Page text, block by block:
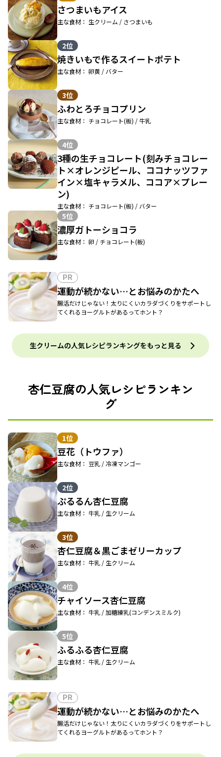
さつまいもアイス
主な食材： 生クリーム / さつまいも
2位
焼きいもで作るスイートポテト
主な食材： 卵黄 / バター
3位
ふわとろチョコプリン
主な食材： チョコレート(板) / 牛乳
4位
3種の生チョコレート(刻みチョコレー
ト×オレンジピール、ココナッツファ
イン×塩キャラメル、ココア×プレー
ン)
主な食材： チョコレート(板) / バター
5位
濃厚ガトーショコラ
主な食材： 卵 / チョコレート(板)
PR
運動が続かない…とお悩みのかたへ
腸活だけじゃない！太りにくいカラダづくりをサポートし
てくれるヨーグルトがあるってホント？
生クリームの人気レシピランキングをもっと見る
杏仁豆腐の人気レシピランキン
グ
1位
豆花（トウファ）
主な食材： 豆乳 / 冷凍マンゴー
2位
ぷるるん杏仁豆腐
主な食材： 牛乳 / 生クリーム
3位
杏仁豆腐＆黒ごまゼリーカップ
主な食材： 牛乳 / 生クリーム
4位
チャイソース杏仁豆腐
主な食材： 牛乳 / 加糖練乳(コンデンスミルク)
5位
ふるふる杏仁豆腐
主な食材： 牛乳 / 生クリーム
PR
運動が続かない…とお悩みのかたへ
腸活だけじゃない！太りにくいカラダづくりをサポートし
てくれるヨーグルトがあるってホント？